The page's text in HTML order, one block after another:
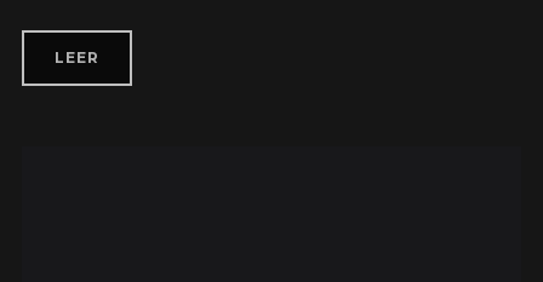
LEER